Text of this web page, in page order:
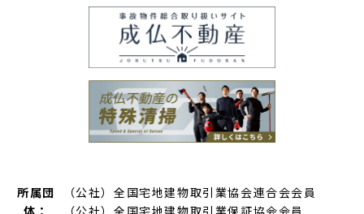
所属団
体：
（公社）全国宅地建物取引業協会連合会会員
（公社）全国宅地建物取引業保証協会会員